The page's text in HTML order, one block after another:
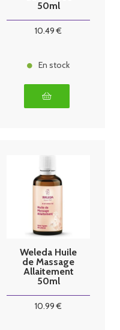
50ml
10.49 €
En stock
Weleda Huile
de Massage
Allaitement
50ml
10.99 €